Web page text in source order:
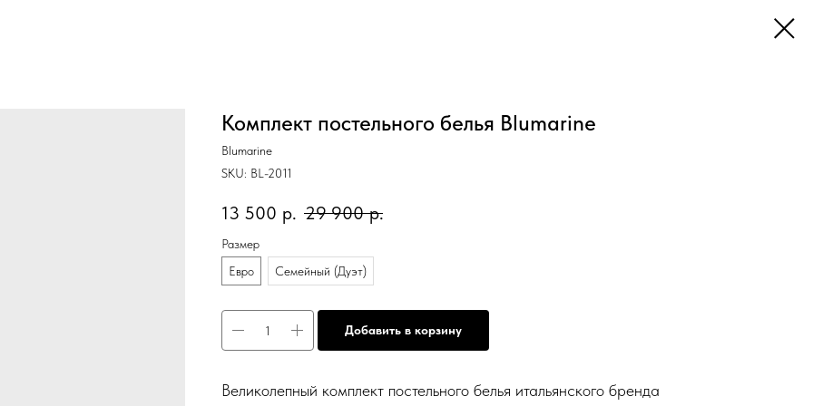
Комплект постельного белья Blumarine
Blumarine
SKU: BL-2011
13 500 р. 29 900 р.
Размер
Евро
Семейный (Дуэт)
Добавить в корзину
Великолепный комплект постельного белья итальянского бренда